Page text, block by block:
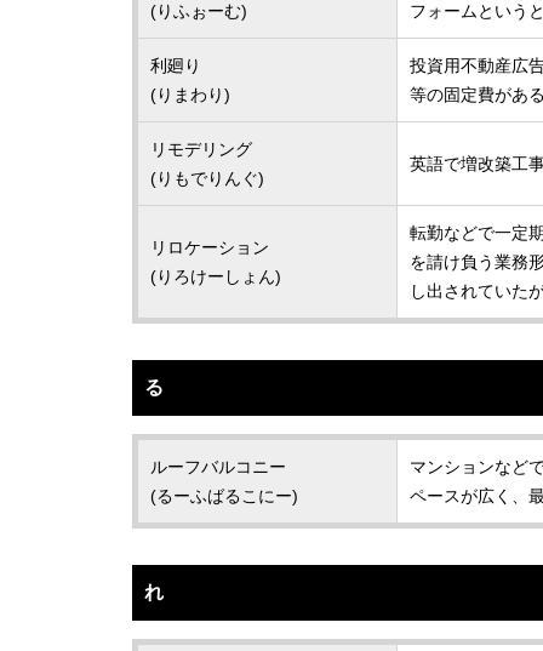
(りふぉーむ)
フォームという
利廻り
(りまわり)
投資用不動産広
等の固定費があ
リモデリング
(りもでりんぐ)
英語で増改築工
リロケーション
(りろけーしょん)
転勤などで一定
を請け負う業務
し出されていた
る
ルーフバルコニー
(るーふばるこにー)
マンションなど
ペースが広く、
れ